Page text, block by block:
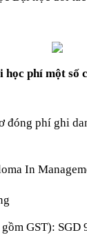
học phí một số
đóng phí ghi
In
GST): SGD